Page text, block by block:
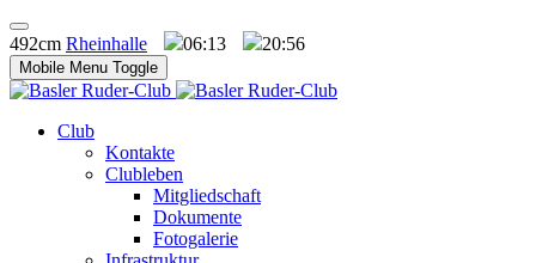
492cm Rheinhalle 06:13 20:56
Mobile Menu Toggle
Club
Kontakte
Clubleben
Mitgliedschaft
Dokumente
Fotogalerie